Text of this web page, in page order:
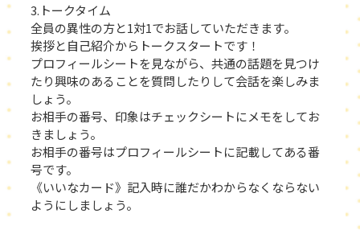
3.トークタイム
全員の異性の方と1対1でお話していただきます。
挨拶と自己紹介からトークスタートです！
プロフィールシートを見ながら、共通の話題を見つけ
たり興味のあることを質問したりして会話を楽しみま
しょう。
お相手の番号、印象はチェックシートにメモをしてお
きましょう。
お相手の番号はプロフィールシートに記載してある番
号です。
《いいなカード》記入時に誰だかわからなくならない
ようにしましょう。